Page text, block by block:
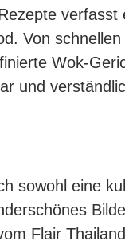
Von
Wok-
und
sowohl eine
Flair